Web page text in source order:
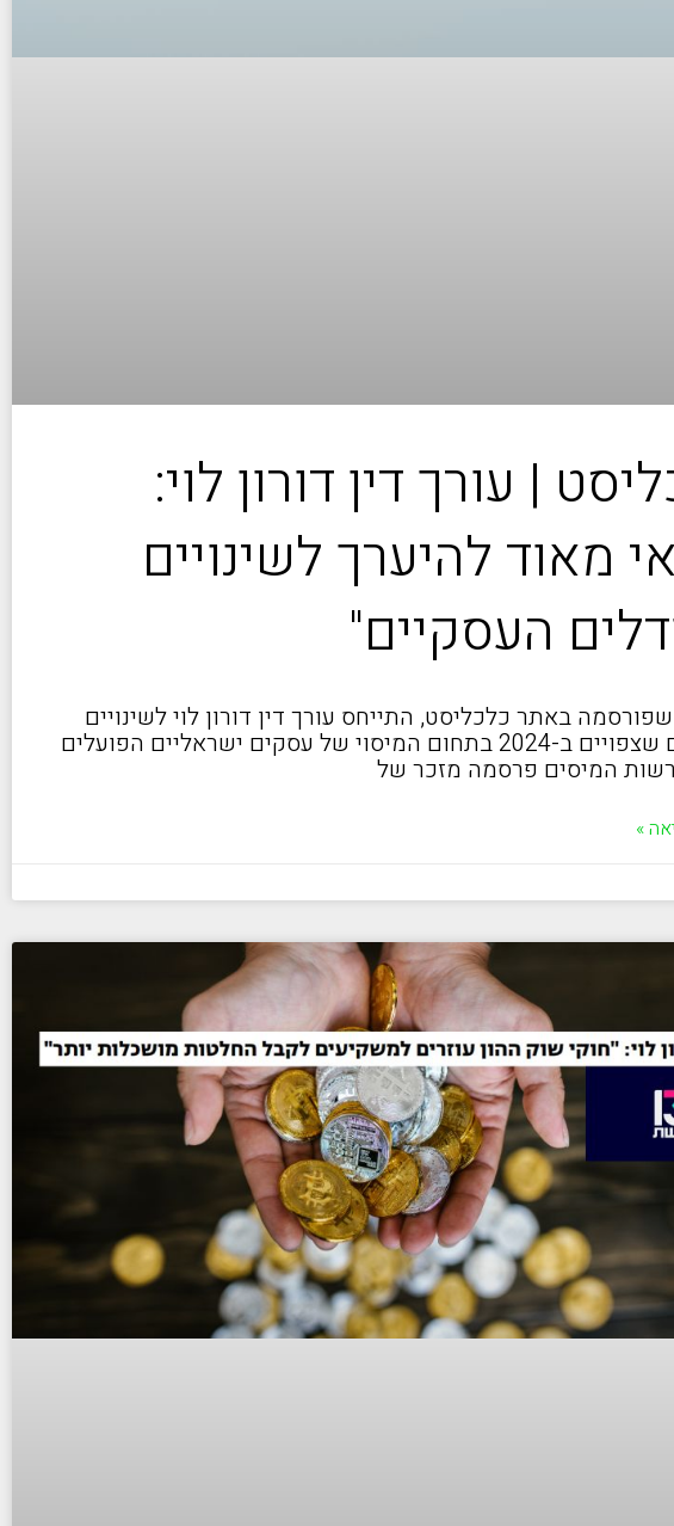
| עורך דין דורון לוי:
מאוד להיערך לשינויים
העסקיים"
באתר כלכליסט, התייחס עורך דין דורון לוי לשינויים
מהותיים שצפויים ב-2024 בתחום המיסוי של עסקים ישראליים הפועלים
המיסים פרסמה מזכר של
»